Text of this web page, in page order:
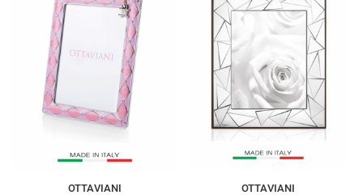
OTTAVIANI
OTTAVIANI